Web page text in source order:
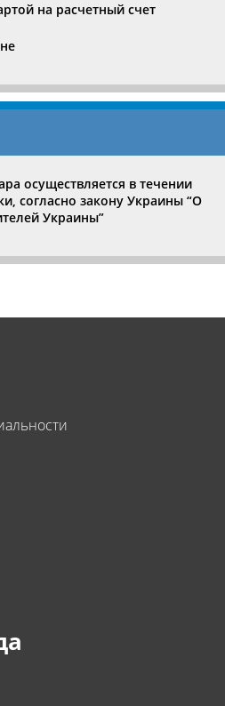
на расчетный счет
осуществляется в течении
согласно закону Украины “О
Украины”